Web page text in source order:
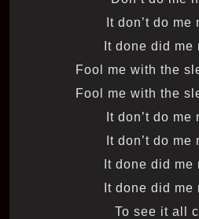
It don’t do me
It done did me
Fool me with the
Fool me with the
It don’t do me
It don’t do me
It done did me
It done did me
To see it all